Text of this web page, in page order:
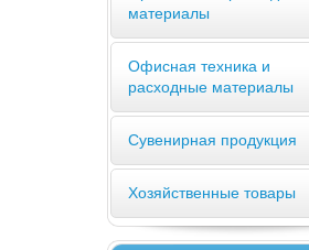
материалы
Офисная техника и
расходные материалы
Сувенирная продукция
Хозяйственные товары